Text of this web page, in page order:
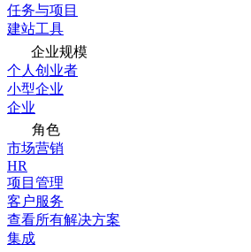
任务与项目
建站工具
企业规模
个人创业者
小型企业
企业
角色
市场营销
HR
项目管理
客户服务
查看所有解决方案
集成